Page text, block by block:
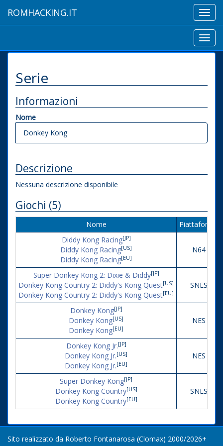
ROMHACKING.IT
Serie
Informazioni
Nome
Donkey Kong
Descrizione
Nessuna descrizione disponibile
Giochi (5)
Nome
Piattaforma
Diddy Kong Racing[JP]
Diddy Kong Racing[US]
Diddy Kong Racing[EU]
N64
Super Donkey Kong 2: Dixie & Diddy[JP]
Donkey Kong Country 2: Diddy's Kong Quest[US]
Donkey Kong Country 2: Diddy's Kong Quest[EU]
SNES
Donkey Kong[JP]
Donkey Kong[US]
Donkey Kong[EU]
NES
Donkey Kong Jr.[JP]
Donkey Kong Jr.[US]
Donkey Kong Jr.[EU]
NES
Super Donkey Kong[JP]
Donkey Kong Country[US]
Donkey Kong Country[EU]
SNES
Sito realizzato da Roberto Fontanarosa (Clomax) 2000/2026+